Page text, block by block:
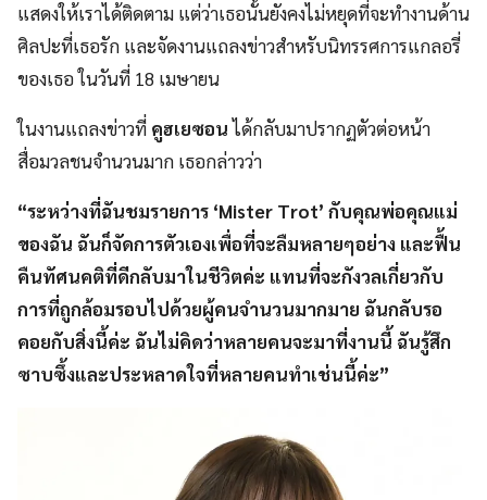
แสดงให้เราได้ติดตาม แต่ว่าเธอนั้นยังคงไม่หยุดที่จะทำงานด้าน
ศิลปะที่เธอรัก และจัดงานแถลงข่าวสำหรับนิทรรศการแกลอรี่
ของเธอ ในวันที่ 18 เมษายน
ในงานแถลงข่าวที่ คูฮเยซอนได้กลับมาปรากฏตัวต่อหน้า
สื่อมวลชนจำนวนมาก เธอกล่าวว่า
“ระหว่างที่ฉันชมรายการ ‘Mister Trot’ กับคุณพ่อคุณแม่
ของฉัน ฉันก็จัดการตัวเองเพื่อที่จะลืมหลายๆอย่าง และฟื้น
คืนทัศนคติที่ดีกลับมาในชีวิตค่ะ แทนที่จะกังวลเกี่ยวกับ
การที่ถูกล้อมรอบไปด้วยผู้คนจำนวนมากมาย ฉันกลับรอ
คอยกับสิ่งนี้ค่ะ ฉันไม่คิดว่าหลายคนจะมาที่งานนี้ ฉันรู้สึก
ซาบซึ้งและประหลาดใจที่หลายคนทำเช่นนี้ค่ะ”